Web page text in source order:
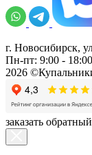
г. Новосибирск,
Пн-пт: 9:00 - 18:00
2026
заказать